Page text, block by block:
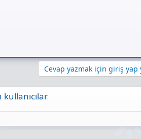
Cevap yazmak için giriş yap